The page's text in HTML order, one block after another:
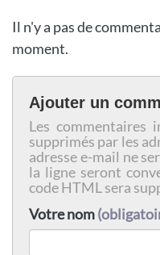
Il n'y a pas de
moment.
Ajouter un
Les commentaires
supprimés par les
adresse e-mail ne
la ligne seront
code HTML sera
Votre nom